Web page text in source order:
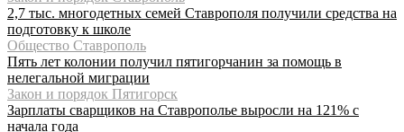
2,7 тыс. многодетных семей Ставрополя получили средства на
подготовку к школе
Общество Ставрополь
Пять лет колонии получил пятигорчанин за помощь в
нелегальной миграции
Закон и порядок Пятигорск
Зарплаты сварщиков на Ставрополье выросли на 121% с
начала года